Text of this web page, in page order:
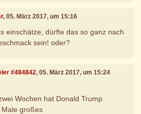
, 05. März 2017, um 15:16
einschätze, dürfte das so ganz nach
sein! oder?
#484842, 05. März 2017, um 15:24
Wochen hat Donald Trump
Male großes